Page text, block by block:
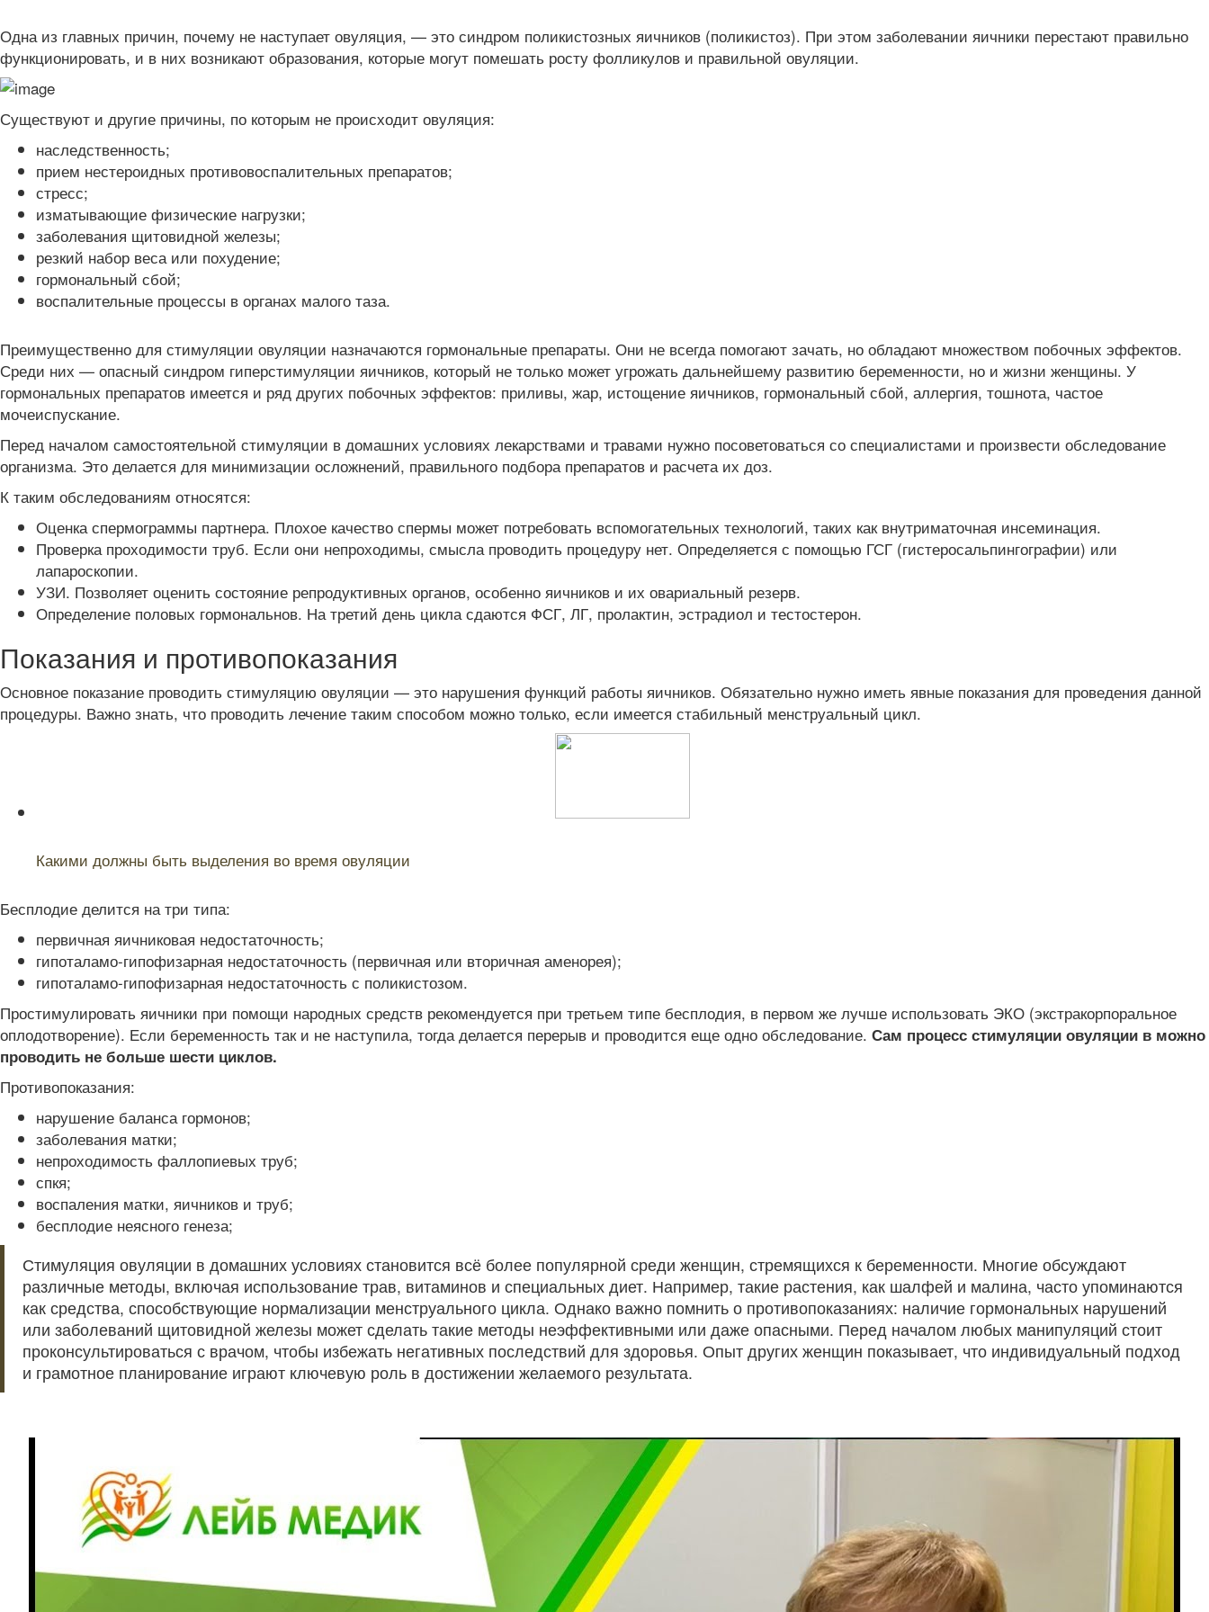
Одна из главных причин, почему не наступает овуляция, — это синдром поликистозных яичников (поликистоз). При этом заболевании яичники перестают правильно
функционировать, и в них возникают образования, которые могут помешать росту фолликулов и правильной овуляции.
Существуют и другие причины, по которым не происходит овуляция:
наследственность;
прием нестероидных противовоспалительных препаратов;
стресс;
изматывающие физические нагрузки;
заболевания щитовидной железы;
резкий набор веса или похудение;
гормональный сбой;
воспалительные процессы в органах малого таза.
Преимущественно для стимуляции овуляции назначаются гормональные препараты. Они не всегда помогают зачать, но обладают множеством побочных эффектов.
Среди них — опасный синдром гиперстимуляции яичников, который не только может угрожать дальнейшему развитию беременности, но и жизни женщины. У
гормональных препаратов имеется и ряд других побочных эффектов: приливы, жар, истощение яичников, гормональный сбой, аллергия, тошнота, частое
мочеиспускание.
Перед началом самостоятельной стимуляции в домашних условиях лекарствами и травами нужно посоветоваться со специалистами и произвести обследование
организма. Это делается для минимизации осложнений, правильного подбора препаратов и расчета их доз.
К таким обследованиям относятся:
Оценка спермограммы партнера. Плохое качество спермы может потребовать вспомогательных технологий, таких как внутриматочная инсеминация.
Проверка проходимости труб. Если они непроходимы, смысла проводить процедуру нет. Определяется с помощью ГСГ (гистеросальпингографии) или
лапароскопии.
УЗИ. Позволяет оценить состояние репродуктивных органов, особенно яичников и их овариальный резерв.
Определение половых гормональнов. На третий день цикла сдаются ФСГ, ЛГ, пролактин, эстрадиол и тестостерон.
Показания и противопоказания
Основное показание проводить стимуляцию овуляции — это нарушения функций работы яичников. Обязательно нужно иметь явные показания для проведения данной
процедуры. Важно знать, что проводить лечение таким способом можно только, если имеется стабильный менструальный цикл.
Какими должны быть выделения во время овуляции
Бесплодие делится на три типа:
первичная яичниковая недостаточность;
гипоталамо-гипофизарная недостаточность (первичная или вторичная аменорея);
гипоталамо-гипофизарная недостаточность с поликистозом.
Простимулировать яичники при помощи народных средств рекомендуется при третьем типе бесплодия, в первом же лучше использовать ЭКО (экстракорпоральное
оплодотворение). Если беременность так и не наступила, тогда делается перерыв и проводится еще одно обследование. Сам процесс стимуляции овуляции в можно
проводить не больше шести циклов.
Противопоказания:
нарушение баланса гормонов;
заболевания матки;
непроходимость фаллопиевых труб;
спкя;
воспаления матки, яичников и труб;
бесплодие неясного генеза;
Стимуляция овуляции в домашних условиях становится всё более популярной среди женщин, стремящихся к беременности. Многие обсуждают
различные методы, включая использование трав, витаминов и специальных диет. Например, такие растения, как шалфей и малина, часто упоминаются
как средства, способствующие нормализации менструального цикла. Однако важно помнить о противопоказаниях: наличие гормональных нарушений
или заболеваний щитовидной железы может сделать такие методы неэффективными или даже опасными. Перед началом любых манипуляций стоит
проконсультироваться с врачом, чтобы избежать негативных последствий для здоровья. Опыт других женщин показывает, что индивидуальный подход
и грамотное планирование играют ключевую роль в достижении желаемого результата.